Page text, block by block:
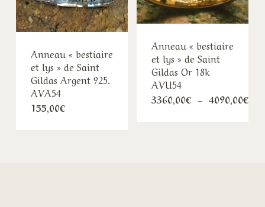
Anneau « bestiaire
et lys » de Saint
Gildas Argent 925.
AVA54
155,00€
Anneau « bestiaire
et lys » de Saint
Gildas Or 18k
AVU54
3360,00€ – 4090,00€